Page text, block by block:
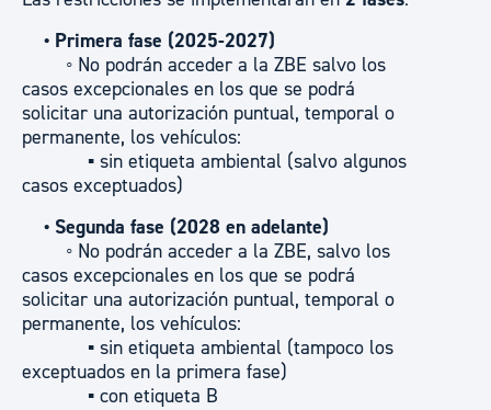
• Primera fase (2025-2027)
◦ No podrán acceder a la ZBE salvo los
casos excepcionales en los que se podrá
solicitar una autorización puntual, temporal o
permanente, los vehículos:
▪ sin etiqueta ambiental (salvo algunos
casos exceptuados)
• Segunda fase (2028 en adelante)
◦ No podrán acceder a la ZBE, salvo los
casos excepcionales en los que se podrá
solicitar una autorización puntual, temporal o
permanente, los vehículos:
▪ sin etiqueta ambiental (tampoco los
exceptuados en la primera fase)
▪ con etiqueta B